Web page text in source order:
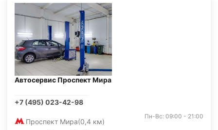
Автосервис Проспект Мира
+7 (495) 023-42-98
Проспект Мира(0,4 км)
Пн-Вс: 09:00 - 21:00